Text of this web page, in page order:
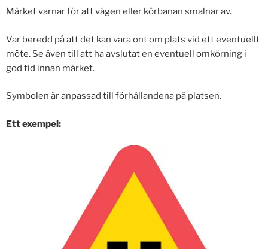
Märket varnar för att vägen eller körbanan smalnar av.
Var beredd på att det kan vara ont om plats vid ett eventuellt
möte. Se även till att ha avslutat en eventuell omkörning i
god tid innan märket.
Symbolen är anpassad till förhållandena på platsen.
Ett exempel: